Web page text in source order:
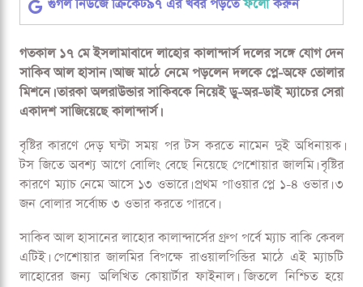
খেলছেন সাকিব আল হাসান, ব্যাটিংয়ে তার দল
খেলছেন সাকিব আল হাসান, ব্যাটিংয়ে তার দল
গুগল নিউজে ক্রিকেট৯৭ এর খবর পড়তেফলোকরুন
সাকিব আল হাসান। আজ মাঠে নেমে পড়লেন দলকে প্লে-অফে তোলার
মিশনে। তারকা অলরাউন্ডার সাকিবকে নিয়েই ডু-অর-ডাই ম্যাচের সেরা
একাদশ সাজিয়েছে কালান্দার্স।